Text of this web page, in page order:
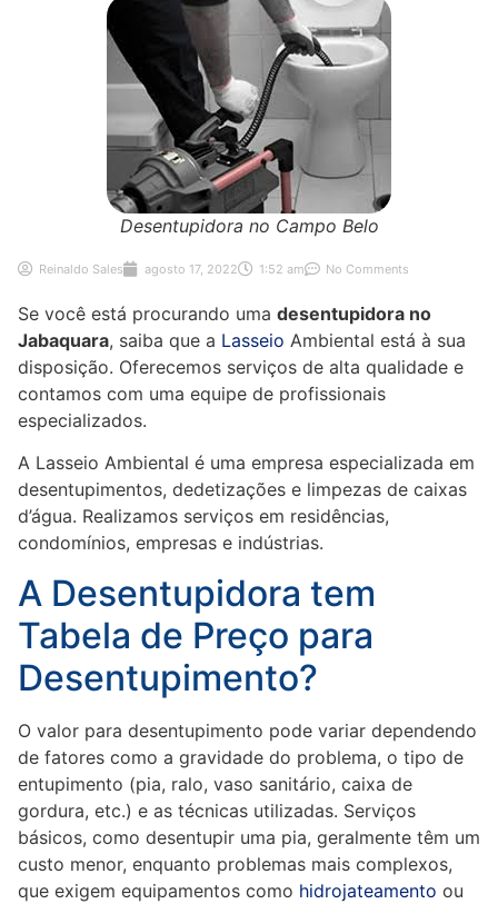
Desentupidora no Campo Belo
Reinaldo Sales agosto 17, 2022 1:52 am No Comments
Se você está procurando uma desentupidora no
Jabaquara, saiba que a Lasseio Ambiental está à sua
disposição. Oferecemos serviços de alta qualidade e
contamos com uma equipe de profissionais
especializados.
A Lasseio Ambiental é uma empresa especializada em
desentupimentos, dedetizações e limpezas de caixas
d’água. Realizamos serviços em residências,
condomínios, empresas e indústrias.
A Desentupidora tem
Tabela de Preço para
Desentupimento?
O valor para desentupimento pode variar dependendo
de fatores como a gravidade do problema, o tipo de
entupimento (pia, ralo, vaso sanitário, caixa de
gordura, etc.) e as técnicas utilizadas. Serviços
básicos, como desentupir uma pia, geralmente têm um
custo menor, enquanto problemas mais complexos,
que exigem equipamentos como hidrojateamento ou